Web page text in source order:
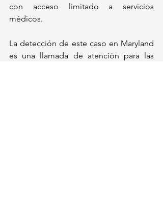
con acceso limitado a servicios
médicos.
La detección de este caso en Maryland
es una llamada de atención para las